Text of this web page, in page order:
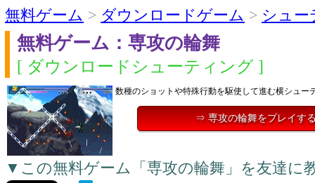
無料ゲーム > ダウンロードゲーム > シュー
無料ゲーム：専攻の輪舞
[ ダウンロードシューティング ]
数種のショットや特殊行動を駆使して進む横シュー
⇒ 専攻の輪舞をプレイす
▼この無料ゲーム「専攻の輪舞」を友達に